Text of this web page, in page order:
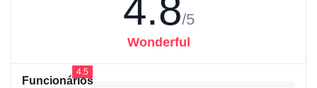
4.8/5
Wonderful
Funcionários
4.5